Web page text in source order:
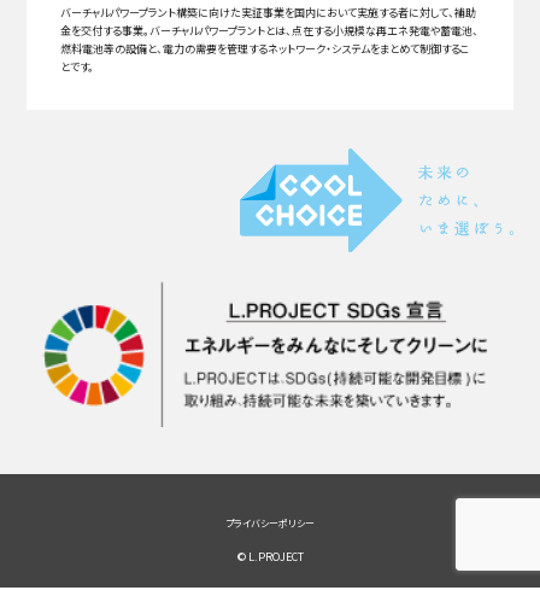
バーチャルパワープラント構築に向けた実証事業を国内において実施する者に対して、補助
金を交付する事業。バーチャルパワープラントとは、点在する小規模な再エネ発電や蓄電池、
燃料電池等の設備と、電力の需要を管理するネットワーク・システムをまとめて制御するこ
とです。
プライバシーポリシー
© L.PROJECT